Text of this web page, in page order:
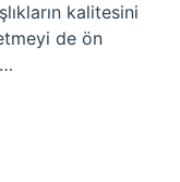
kalitesini
de ön